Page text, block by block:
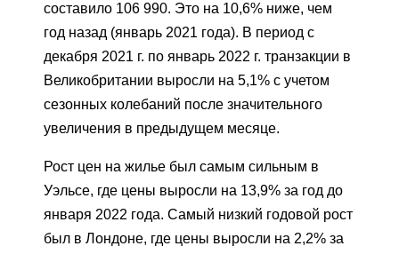
составило 106 990. Это на 10,6% ниже, чем
год назад (январь 2021 года). В период с
декабря 2021 г. по январь 2022 г. транзакции в
Великобритании выросли на 5,1% с учетом
сезонных колебаний после значительного
увеличения в предыдущем месяце.
Рост цен на жилье был самым сильным в
Уэльсе, где цены выросли на 13,9% за год до
января 2022 года. Самый низкий годовой рост
был в Лондоне, где цены выросли на 2,2% за